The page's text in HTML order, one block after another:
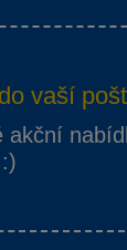
vaší
akční